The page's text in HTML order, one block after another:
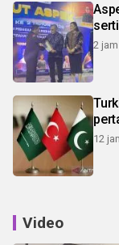
2
12
Video